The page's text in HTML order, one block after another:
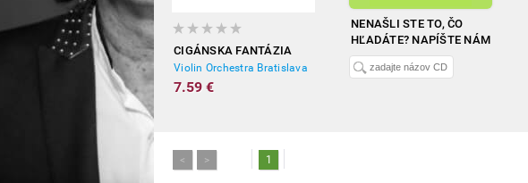
CIGÁNSKA FANTÁZIA
Violin Orchestra Bratislava
7.59 €
NENAŠLI STE TO, ČO
HĽADÁTE? NAPÍŠTE NÁM
< > 1